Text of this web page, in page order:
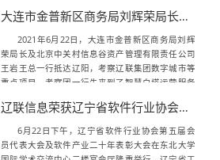
源大数据、运营模式亮点等方面。高涛指出，...大连市金普新区商务局刘辉荣局长一行莅临辽联集团考察
2021年6月22日，大连市金普新区商务局刘辉
荣局长及北京中关村信息谷资产管理有限责任公司
王岩王总一行抵达辽阳，考察辽联集团数字城市等
重点项目。考察团一行先来到了智慧白塔运营服务
讲解，详细了解了智慧白塔运营服务中...
辽联信息荣获辽宁省软件行业协会二十年表彰多项荣誉
6月22日下午，辽宁省软件行业协会第五届会
员代表大会及软件产业二十年表彰大会在东北大学